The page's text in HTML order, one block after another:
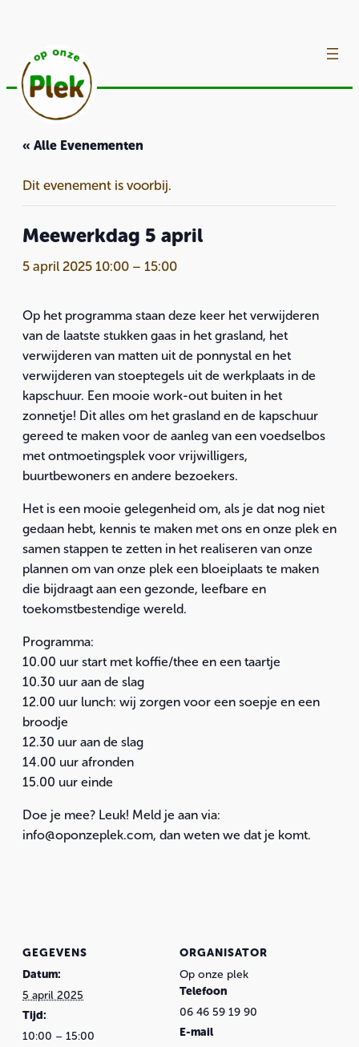
« Alle Evenementen
Dit evenement is voorbij.
Meewerkdag 5 april
5 april 2025 10:00 – 15:00
Op het programma staan deze keer het verwijderen
van de laatste stukken gaas in het grasland, het
verwijderen van matten uit de ponnystal en het
verwijderen van stoeptegels uit de werkplaats in de
kapschuur. Een mooie work-out buiten in het
zonnetje! Dit alles om het grasland en de kapschuur
gereed te maken voor de aanleg van een voedselbos
met ontmoetingsplek voor vrijwilligers,
buurtbewoners en andere bezoekers.
Het is een mooie gelegenheid om, als je dat nog niet
gedaan hebt, kennis te maken met ons en onze plek en
samen stappen te zetten in het realiseren van onze
plannen om van onze plek een bloeiplaats te maken
die bijdraagt aan een gezonde, leefbare en
toekomstbestendige wereld.
Programma:
10.00 uur start met koffie/thee en een taartje
10.30 uur aan de slag
12.00 uur lunch: wij zorgen voor een soepje en een
broodje
12.30 uur aan de slag
14.00 uur afronden
15.00 uur einde
Doe je mee? Leuk! Meld je aan via:
info@oponzeplek.com, dan weten we dat je komt.
GEGEVENS
Datum:
5 april 2025
Tijd:
10:00 – 15:00
ORGANISATOR
Op onze plek
Telefoon
06 46 59 19 90
E-mail